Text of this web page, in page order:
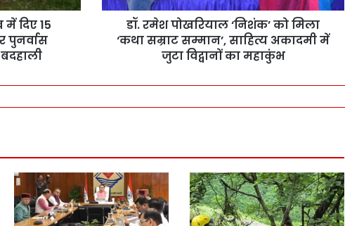
दिए 15
डॉ. रमेश पोखरियाल ‘निशंक’ को मिला
‘कथा सम्राट सम्मान’, साहित्य अकादमी में
जुटा विद्वानों का महाकुंभ